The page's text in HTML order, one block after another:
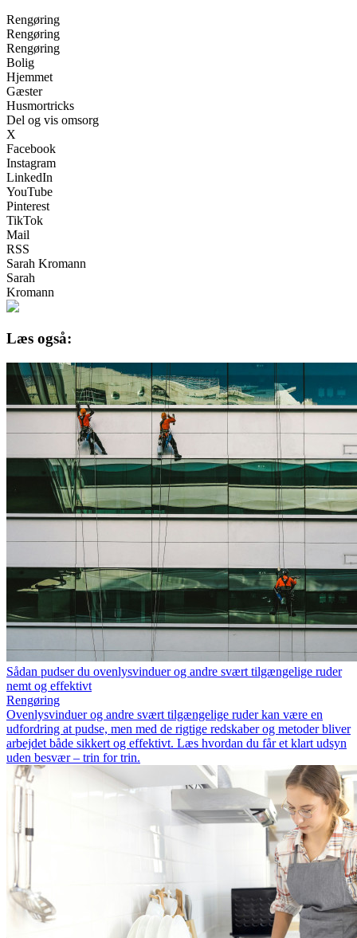
Rengøring
Rengøring
Rengøring
Bolig
Hjemmet
Gæster
Husmortricks
Del og vis omsorg
X
Facebook
Instagram
LinkedIn
YouTube
Pinterest
TikTok
Mail
RSS
Sarah Kromann
Sarah
Kromann
Læs også:
Sådan pudser du ovenlysvinduer og andre svært tilgængelige ruder
nemt og effektivt
Rengøring
Ovenlysvinduer og andre svært tilgængelige ruder kan være en
udfordring at pudse, men med de rigtige redskaber og metoder bliver
arbejdet både sikkert og effektivt. Læs hvordan du får et klart udsyn
uden besvær – trin for trin.